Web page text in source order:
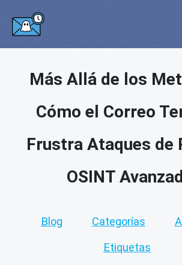
Más Allá de los
Cómo el Correo
Frustra Ataques de
OSINT
Blog Categorías
Etiquetas